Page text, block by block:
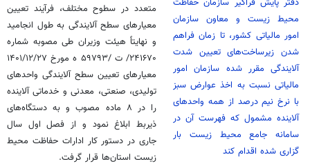
دفتر پایش فراگیر سازمان حفاظت
محیط زیست و معاون سازمان
امور مالیاتی کشور، تا زمان فراهم
شدن زیرساخت‌های تعیین شدت
آلایندگی مقرر شده سازمان امور
مالیاتی نسبت به اخذ عوارض سبز
با نرخ نیم درصد از همه واحدهای
آلاینده مشمول که فهرست آن در
سامانه جامع محیط زیست بار
گزاری شده اقدام کند
متعدد در سطوح مختلف، فرآیند تعیین
معیارهای سطح آلایندگی به طول انجامید
و نهایتاً هیئت وزیران طی مصوبه شماره
۲۴۱۶۷۰/ ت /۵۹۷۹۳ ه
معیارهای تعیین سطح آلایندگی واحدهای
تولیدی، صنعتی، معدنی و خدماتی آلاینده
را در ۸ ماده مصوب و به دستگاه‌های
ذیربط ابلاغ نمود و از فصل اول سال
جاری در دستور کار ادارات حفاظت محیط
زیست استان‌ها قرار گرفت.